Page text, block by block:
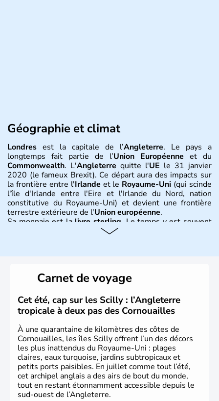
Géographie et climat
Londres est la capitale de l’Angleterre. Le pays a
longtemps fait partie de l’Union Européenne et du
Commonwealth. L'Angleterre quitte l'UE le 31 janvier
2020 (le fameux Brexit). Ce départ aura des impacts sur
la frontière entre l'Irlande et le Royaume-Uni (qui scinde
l'île d'Irlande entre l'Eire et l'Irlande du Nord, nation
constitutive du Royaume-Uni) et devient une frontière
terrestre extérieure de l'Union européenne.
Sa monnaie est lalivre sterling . Le temps y est souvent
instable avec de nombreuses précipitations : il s’agit d’un
Histoire et administration
L'Angleterre est l’une des quatre nations constitutives du
Royaume-Uni. Elle est peuplée de plus de 50 millions
d’habitants, les Anglais, et constitue à elle seule, près de
84% de la population de l’ensemble. Le pays s’est créé au
Xème siècle et tient son nom desAngles
germanique installé sur ces terres. Première démocratie
parlementaire au monde, elle doit son développement à
l’essor industriel du XIXème siècle.
Carnet de voyage
Cet été, cap sur les Scilly : l’Angleterre
tropicale à deux pas des Cornouailles
À une quarantaine de kilomètres des côtes de
Cornouailles, les îles Scilly offrent l’un des décors
les plus inattendus du Royaume-Uni : plages
claires, eaux turquoise, jardins subtropicaux et
petits ports paisibles. En juillet comme tout l’été,
cet archipel anglais a des airs de bout du monde,
tout en restant étonnamment accessible depuis le
sud-ouest de l’Angleterre.